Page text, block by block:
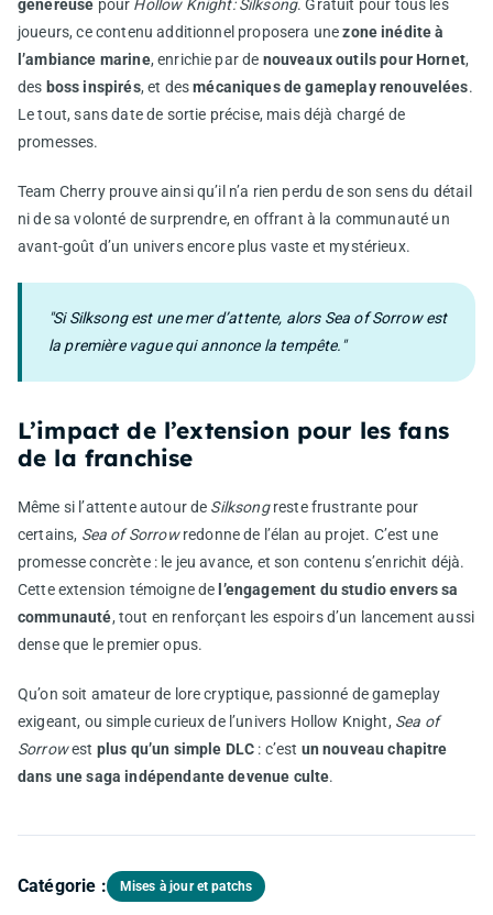
généreuse pour Hollow Knight: Silksong. Gratuit pour tous les
joueurs, ce contenu additionnel proposera unezone inédite à
l’ambiance marine, enrichie par de nouveaux outils pour Hornet,
des boss inspirés, et desmécaniques de gameplay renouvelées.
Le tout, sans date de sortie précise, mais déjà chargé de
promesses.
Team Cherry prouve ainsi qu’il n’a rien perdu de son sens du détail
ni de sa volonté de surprendre, en offrant à la communauté un
avant-goût d’un univers encore plus vaste et mystérieux.
"Si Silksong est une mer d’attente, alors Sea of Sorrow est
la première vague qui annonce la tempête."
L’impact de l’extension pour les fans
de la franchise
Même si l’attente autour de Silksongreste frustrante pour
certains, Sea of Sorrowredonne de l’élan au projet. C’est une
promesse concrète : le jeu avance, et son contenu s’enrichit déjà.
Cette extension témoigne de l’engagement du studio envers sa
communauté, tout en renforçant les espoirs d’un lancement aussi
dense que le premier opus.
Qu’on soit amateur de lore cryptique, passionné de gameplay
exigeant, ou simple curieux de l’univers Hollow Knight, Sea of
Sorrowest plus qu’un simple DLC : c’est un nouveau chapitre
dans une saga indépendante devenue culte.
Catégorie : Mises à jour et patchs